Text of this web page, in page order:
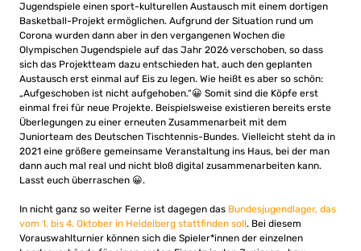
Jugendspiele einen sport-kulturellen Austausch mit einem dortigen
Basketball-Projekt ermöglichen. Aufgrund der Situation rund um
Corona wurden dann aber in den vergangenen Wochen die
Olympischen Jugendspiele auf das Jahr 2026 verschoben, so dass
sich das Projektteam dazu entschieden hat, auch den geplanten
Austausch erst einmal auf Eis zu legen. Wie heißt es aber so schön:
„Aufgeschoben ist nicht aufgehoben.“😀 Somit sind die Köpfe erst
einmal frei für neue Projekte. Beispielsweise existieren bereits erste
Überlegungen zu einer erneuten Zusammenarbeit mit dem
Juniorteam des Deutschen Tischtennis-Bundes. Vielleicht steht da in
2021 eine größere gemeinsame Veranstaltung ins Haus, bei der man
dann auch mal real und nicht bloß digital zusammenarbeiten kann.
Lasst euch überraschen 😀.
In nicht ganz so weiter Ferne ist dagegen das Bundesjugendlager, das
vom 1. bis 4. Oktober in Heidelberg stattfinden soll. Bei diesem
Vorauswahlturnier können sich die Spieler*innen der einzelnen